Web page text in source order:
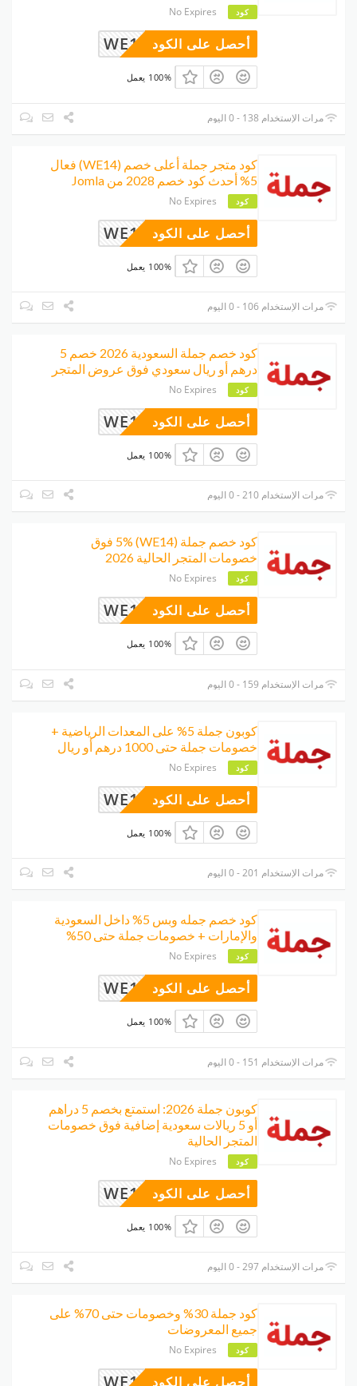
كود No Expires
WE14 أحصل على الكود
100% يعمل
مرات الإستخدام 138 - 0 اليوم
كود متجر جملة أعلى خصم (WE14) فعال
5% أحدث كود خصم 2028 من Jomla
كود No Expires
WE14 أحصل على الكود
100% يعمل
مرات الإستخدام 106 - 0 اليوم
كود خصم جملة السعودية 2026 خصم 5
درهم أو ريال سعودي فوق عروض المتجر
كود No Expires
WE14 أحصل على الكود
100% يعمل
مرات الإستخدام 210 - 0 اليوم
كود خصم جملة (WE14) 5% فوق
خصومات المتجر الحالية 2026
كود No Expires
WE14 أحصل على الكود
100% يعمل
مرات الإستخدام 159 - 0 اليوم
كوبون جملة 5% على المعدات الرياضية +
خصومات جملة حتى 1000 درهم أو ريال
كود No Expires
WE14 أحصل على الكود
100% يعمل
مرات الإستخدام 201 - 0 اليوم
كود خصم جمله وبس 5% داخل السعودية
والإمارات + خصومات جملة حتى 50%
كود No Expires
WE14 أحصل على الكود
100% يعمل
مرات الإستخدام 151 - 0 اليوم
كوبون جملة 2026: استمتع بخصم 5 دراهم
أو 5 ريالات سعودية إضافية فوق خصومات
المتجر الحالية
كود No Expires
WE14 أحصل على الكود
100% يعمل
مرات الإستخدام 297 - 0 اليوم
كود جملة 30% وخصومات حتى 70% على
جميع المعروضات
كود No Expires
أحصل على الكود